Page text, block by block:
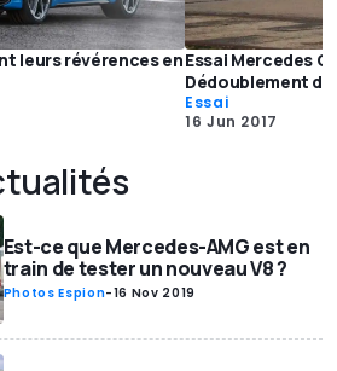
leurs révérences enEssai Mercedes
Dédoublement
Essai
16 Jun 2017
Est-ce que Mercedes-AMG est en
train de tester un nouveau V8 ?
Photos Espion-16 Nov 2019